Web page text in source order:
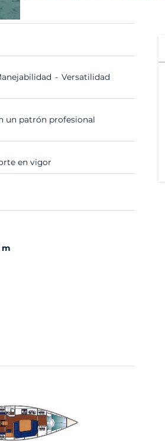
Versatilidad
un patrón profesional
en vigor
m